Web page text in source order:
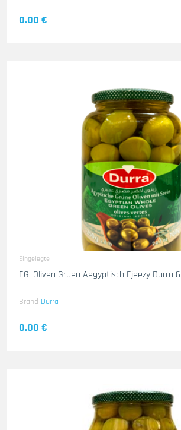
0.00 €
Eingelegte
EG. Oliven Gruen Aegyptisch
Brand Durra
0.00 €